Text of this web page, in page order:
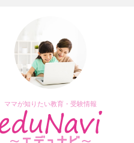
ママが知りたい教育・受験情報